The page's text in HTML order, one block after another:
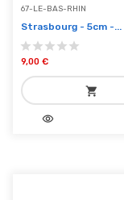
67-LE-BAS-RHIN
Strasbourg - 5cm -...
9,00 €
shopping_cart
add_shopping_cartvisibility